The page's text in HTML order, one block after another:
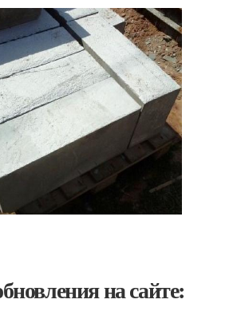
на сайте: